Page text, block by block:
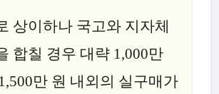
상이하나 국고와 지자체
합칠 경우 대략 1,000만
만 원 내외의 실구매가